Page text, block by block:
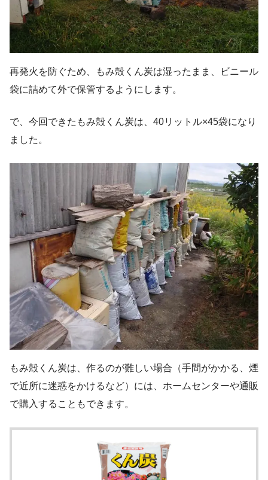
再発火を防ぐため、もみ殻くん炭は湿ったまま、ビニール
袋に詰めて外で保管するようにします。
で、今回できたもみ殻くん炭は、40リットル×45袋になり
ました。
もみ殻くん炭は、作るのが難しい場合（手間がかかる、煙
で近所に迷惑をかけるなど）には、ホームセンターや通販
で購入することもできます。